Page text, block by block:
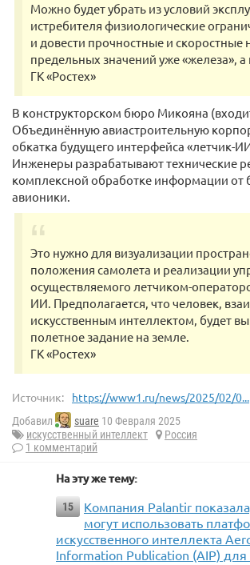
Можно будет убрать из условий
истребителя физиологические
и довести прочностные и скоростные
предельных значений уже «железа», а
ГК «Ростех»
В конструкторском бюро Микояна
Объединённую авиастроительную
обкатка будущего интерфейса «летчик-
Инженеры разрабатывают технические
комплексной обработке информации от
авионики.
Это нужно для визуализации
положения самолета и реализации
осуществляемого летчиком-
ИИ. Предполагается, что человек,
искусственным интеллектом, будет
полетное задание на земле.
ГК «Ростех»
Источник: https://www1.ru/news/2025/02/0...
Добавил suare 10 Февраля 2025
искусственный интеллект
Россия
1 комментарий
На эту же тему:
15
Компания Palantir
могут использовать
искусственного интеллекта
Information Publication (AIP)